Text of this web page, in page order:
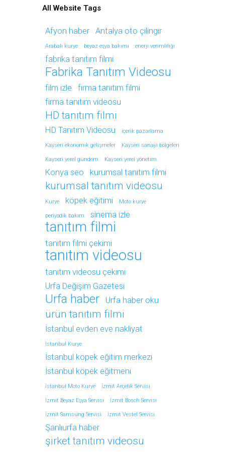
All Website Tags
Afyon haber Antalya oto çilingir
Arabalı kurye beyaz eşya bakımı enerji verimliliği
fabrika tanıtım filmi
Fabrika Tanıtım Videosu
film izle
firma tanıtım filmi
firma tanıtım videosu
HD tanıtım filmi
HD Tanıtım Videosu içerik pazarlama
Kayseri ekonomik gelişmeler Kayseri sanayi bölgeleri
Kayseri yerel gündem Kayseri yerel yönetim
Konya seo kurumsal tanıtım filmi
kurumsal tanıtım videosu
Kurye köpek eğitimi Moto kurye
periyodik bakım sinema izle
tanıtım filmi
tanıtım filmi çekimi
tanıtım videosu
tanıtım videosu çekimi
Urfa Değişim Gazetesi
Urfa haber Urfa haber oku
ürün tanıtım filmi
İstanbul evden eve nakliyat
İstanbul Kurye
İstanbul köpek eğitim merkezi
İstanbul köpek eğitmeni
İstanbul Moto Kurye İzmit Arçelik Servisi
İzmit Beyaz Eşya Servisi İzmit Bosch Servisi
İzmit Samsung Servisi İzmit Vestel Servisi
Şanlıurfa haber
şirket tanıtım videosu